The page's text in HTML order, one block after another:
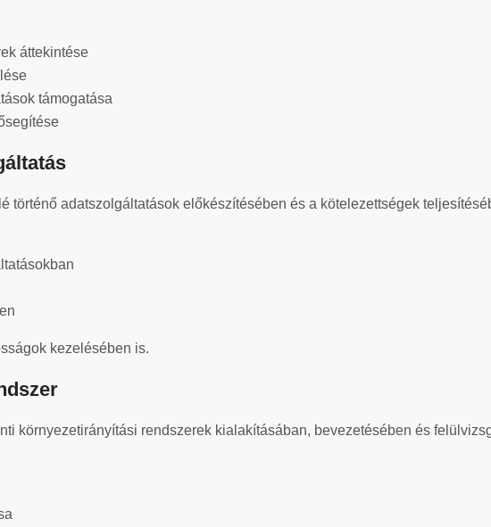
áttekintése
támogatása
történő adatszolgáltatások előkészítésében és a kötelezettségek
kezelésében is.
környezetirányítási rendszerek kialakításában, bevezetésében és